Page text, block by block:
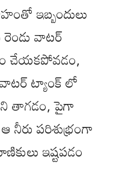
ఇబ్బందులు
రెండు వాటర్
చేయకపోవడం,
ట్యాంక్ లో
తాగడం, పైగా
పరిశుభ్రంగా
ఇష్టపడం